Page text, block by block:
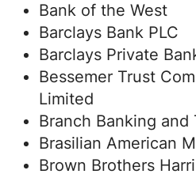
Bank of the West
Barclays Bank PLC
Barclays Private
Bessemer Trust
Limited
Branch Banking and
Brasilian American
Brown Brothers